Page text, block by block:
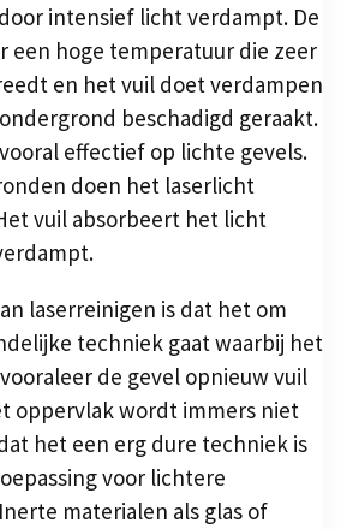
intensief licht verdampt. De
een hoge temperatuur die zeer
en het vuil doet verdampen
beschadigd geraakt.
effectief op lichte gevels.
doen het laserlicht
vuil absorbeert het licht
laserreinigen is dat het om
techniek gaat waarbij het
de gevel opnieuw vuil
oppervlak wordt immers niet
het een erg dure techniek is
voor lichtere
materialen als glas of